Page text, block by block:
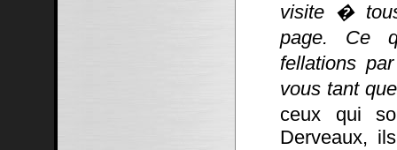
visite �
page. Ce
fellations
vous tant
ceux qui
Derveaux,